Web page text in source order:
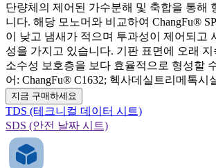
단량체의 제어된 가수분해 및 축합을 통해
니다. 해당 모노머와 비교하여 ChangFu®
이 낮고 냄새가 적으며 투과성이 제어되고
성을 가지고 있습니다. 기판 표면에 오래
소수성 보호층을 보다 효율적으로 형성할
어: ChangFu® C1632; 헥사데실트리메톡시
지금 구매하세요
TDS (테크니컬 데이터 시트)
SDS (안전 날짜 시트)